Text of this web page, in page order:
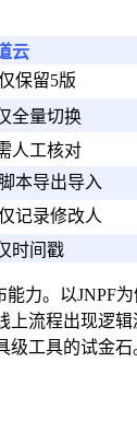
云
保留5版
全量切换
人工核对
本导出导入
记录修改人
时间戳
。以JNPF
流程出现逻
工具的试金石